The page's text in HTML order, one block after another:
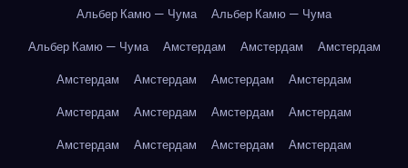
Альбер Камю — Чума
Альбер Камю — Чума
Альбер Камю — Чума
Амстердам Амстердам
Амстердам
Амстердам
Амстердам Амстердам
Амстердам
Амстердам
Амстердам Амстердам
Амстердам
Амстердам
Амстердам Амстердам
Амстердам